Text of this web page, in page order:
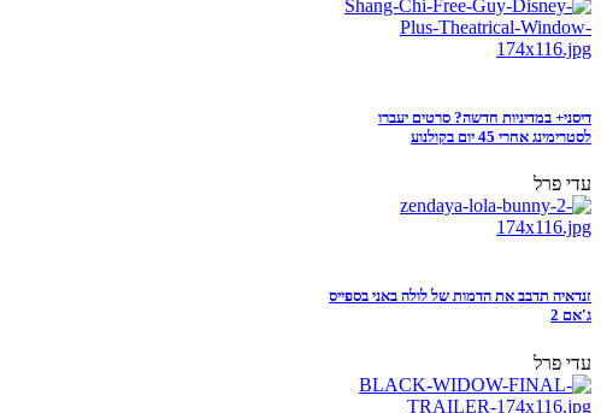
דיסני+ במדיניות חדשה? סרטים יעברו
לסטרימינג אחרי 45 יום בקולנוע
עדי פרל
זנדאיה תדבב את הדמות של לולה באני בספייס
ג'אם 2
עדי פרל